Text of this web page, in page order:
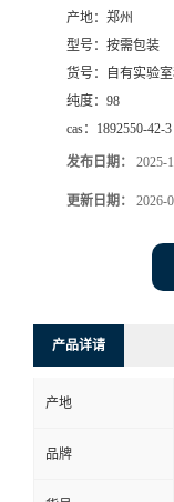
产地： 郑州
型号： 按需包装
货号：
自有实验
纯度： 98
cas： 1892550-42-3
发布日期： 2025-
更新日期： 2026-
产品详请
产地
品牌